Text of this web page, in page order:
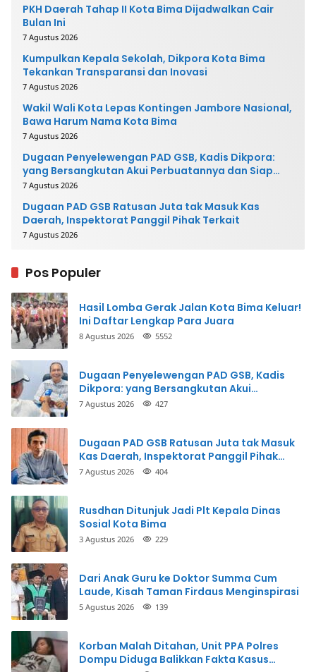
PKH Daerah Tahap II Kota Bima Dijadwalkan Cair
Bulan Ini
7 Agustus 2026
Kumpulkan Kepala Sekolah, Dikpora Kota Bima
Tekankan Transparansi dan Inovasi
7 Agustus 2026
Wakil Wali Kota Lepas Kontingen Jambore Nasional,
Bawa Harum Nama Kota Bima
7 Agustus 2026
Dugaan Penyelewengan PAD GSB, Kadis Dikpora:
yang Bersangkutan Akui Perbuatannya dan Siap
Mengembalikan Uang
7 Agustus 2026
Dugaan PAD GSB Ratusan Juta tak Masuk Kas
Daerah, Inspektorat Panggil Pihak Terkait
7 Agustus 2026
Pos Populer
Hasil Lomba Gerak Jalan Kota Bima Keluar!
Ini Daftar Lengkap Para Juara
8 Agustus 2026 5552
Dugaan Penyelewengan PAD GSB, Kadis
Dikpora: yang Bersangkutan Akui
Perbuatannya dan Siap Mengembalikan
7 Agustus 2026 427
Dugaan PAD GSB Ratusan Juta tak Masuk
Kas Daerah, Inspektorat Panggil Pihak
Terkait
7 Agustus 2026 404
Rusdhan Ditunjuk Jadi Plt Kepala Dinas
Sosial Kota Bima
3 Agustus 2026 229
Dari Anak Guru ke Doktor Summa Cum
Laude, Kisah Taman Firdaus Menginspirasi
5 Agustus 2026 139
Korban Malah Ditahan, Unit PPA Polres
Dompu Diduga Balikkan Fakta Kasus